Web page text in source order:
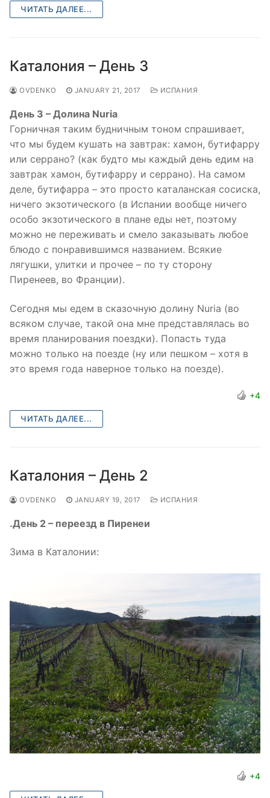
ЧИТАТЬ ДАЛЕЕ...
Каталония – День 3
OVDENKO JANUARY 21, 2017 ИСПАНИЯ
День 3 – Долина Nuria
Горничная таким будничным тоном спрашивает,
что мы будем кушать на завтрак: хамон, бутифарру
или серрано? (как будто мы каждый день едим на
завтрак хамон, бутифарру и серрано). На самом
деле, бутифарра – это просто каталанская сосиска,
ничего экзотического (в Испании вообще ничего
особо экзотического в плане еды нет, поэтому
можно не переживать и смело заказывать любое
блюдо с понравившимся названием. Всякие
лягушки, улитки и прочее – по ту сторону
Пиренеев, во Франции).
Сегодня мы едем в сказочную долину Nuria (во
всяком случае, такой она мне представлялась во
время планирования поездки). Попасть туда
можно только на поезде (ну или пешком – хотя в
это время года наверное только на поезде).
+4
ЧИТАТЬ ДАЛЕЕ...
Каталония – День 2
OVDENKO JANUARY 19, 2017 ИСПАНИЯ
.День 2 – переезд в Пиренеи
Зима в Каталонии:
+4